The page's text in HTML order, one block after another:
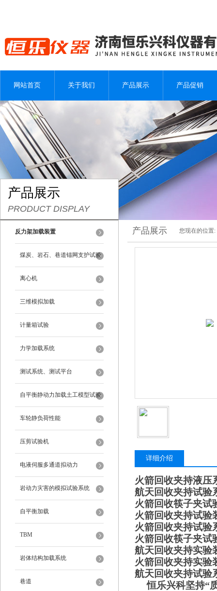
网站首页 关于我们 产品展示 产品促销
产品展示
PRODUCT DISPLAY
反力架加载装置
煤炭、岩石、巷道锚网支护试验
离心机
三维模拟加载
计量箱试验
力学加载系统
测试系统、测试平台
自平衡静动力加载土工模型试验
系统
车轮静负荷性能
压剪试验机
电液伺服多通道拟动力
岩动力灾害的模拟试验系统
自平衡加载
TBM
岩体结构加载系统
巷道
产品展示 您现在的位置:
详细介绍
火箭回收夹持液压
航天回收夹持试验
火箭回收筷子夹试
火箭回收夹持试验
火箭回收夹持试验
火箭回收筷子夹试
航天回收夹持实验
火箭回收夹持实验
航天回收夹持试验
恒乐兴科坚持“